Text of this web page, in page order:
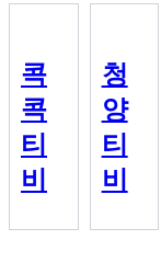
콕
콕
티
비
청
양
티
비